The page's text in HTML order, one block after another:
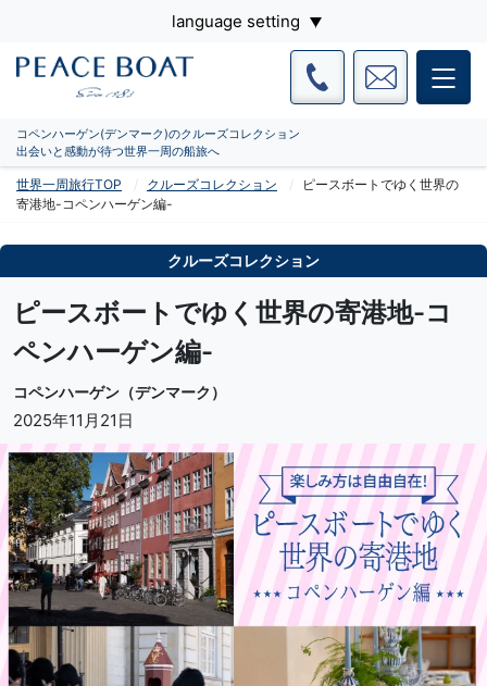
language setting
コペンハーゲン(デンマーク)のクルーズコレクション
出会いと感動が待つ世界一周の船旅へ
世界一周旅行TOP クルーズコレクション
ピースボートでゆく世界の
寄港地-コペンハーゲン編-
クルーズコレクション
ピースボートでゆく世界の寄港地-コ
ペンハーゲン編-
コペンハーゲン（デンマーク）
2025年11月21日